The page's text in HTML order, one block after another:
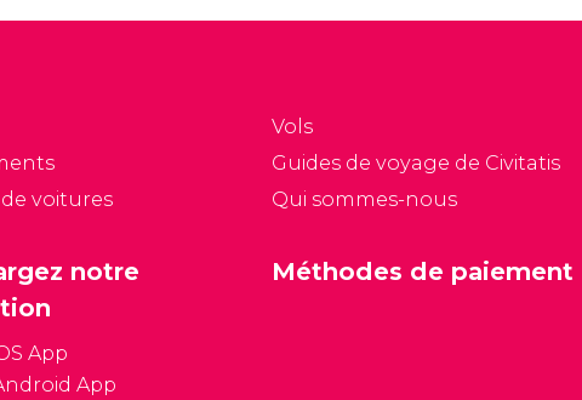
voitures
Vols
Guides de voyage de Civitatis
Qui sommes-nous
notre
App
App
Méthodes de paiement